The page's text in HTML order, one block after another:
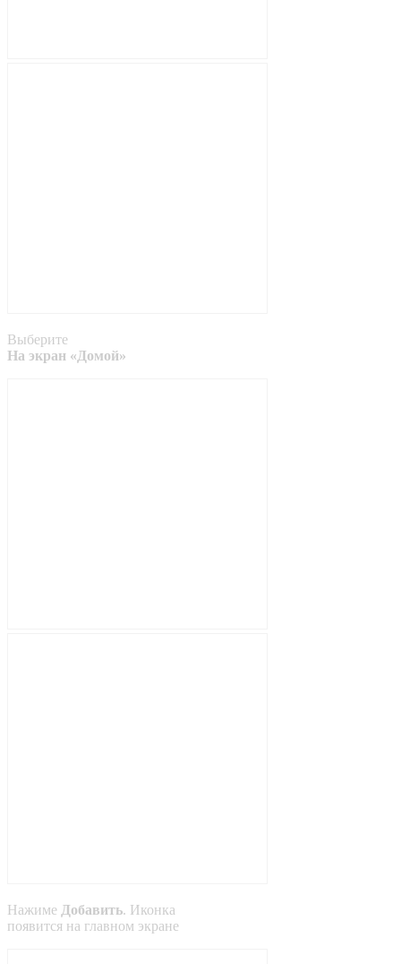
Выберите
На экран «Домой»
Нажиме Добавить. Иконка
появится на главном экране